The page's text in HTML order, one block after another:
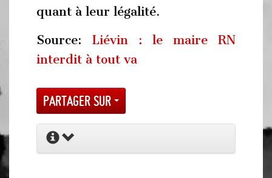
quant à leur légalité.
Source: Liévin : le maire RN
interdit à tout va
Partager sur